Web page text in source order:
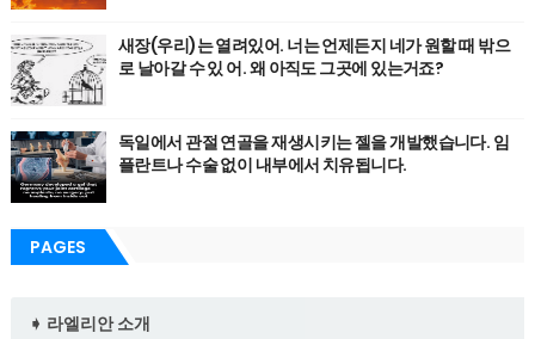
새장(우리)는 열려있어. 너는 언제든지 네가 원할 때 밖으
로 날아갈 수 있 어. 왜 아직도 그곳에 있는거죠?
독일에서 관절 연골을 재생시키는 젤을 개발했습니다. 임
플란트나 수술 없이 내부에서 치유됩니다.
PAGES
➧ 라엘리안 소개